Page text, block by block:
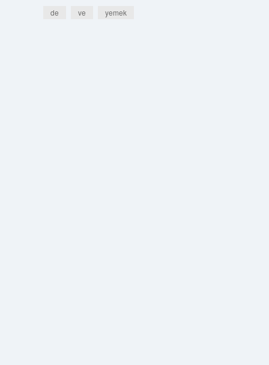
de ve yemek